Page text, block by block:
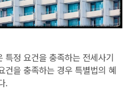
특정 요건을 충족하는 전세사기
건을 충족하는 경우 특별법의 혜
.